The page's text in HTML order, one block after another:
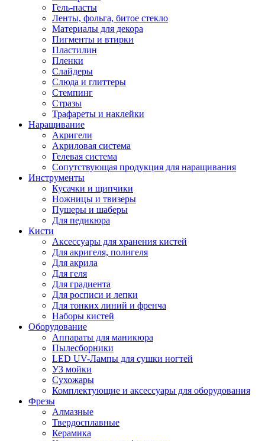
Гель-пасты
Ленты, фольга, битое стекло
Материалы для декора
Пигменты и втирки
Пластилин
Пленки
Слайдеры
Слюда и глиттеры
Стемпинг
Стразы
Трафареты и наклейки
Наращивание
Акригели
Акриловая система
Гелевая система
Сопутствующая продукция для наращивания
Инструменты
Кусачки и щипчики
Ножницы и твизеры
Пушеры и шаберы
Для педикюра
Кисти
Аксессуары для хранения кистей
Для акригеля, полигеля
Для акрила
Для геля
Для градиента
Для росписи и лепки
Для тонких линий и френча
Наборы кистей
Оборудование
Аппараты для маникюра
Пылесборники
LED UV-Лампы для сушки ногтей
УЗ мойки
Сухожары
Комплектующие и аксессуары для оборудования
Фрезы
Алмазные
Твердосплавные
Керамика